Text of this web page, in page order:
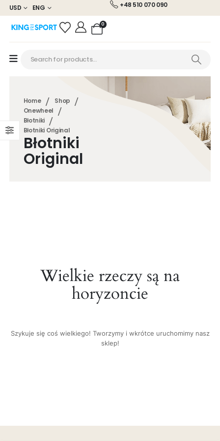
USD ENG +48 510 070 090
0
Home
Shop
Onewheel
Błotniki
Błotniki Original
Błotniki
Original
Wielkie rzeczy są na
horyzoncie
Szykuje się coś wielkiego! Tworzymy i wkrótce uruchomimy nasz
sklep!